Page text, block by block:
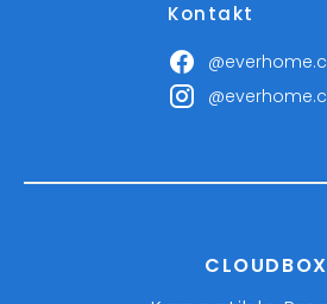
Kontakt
CLOUDBOX